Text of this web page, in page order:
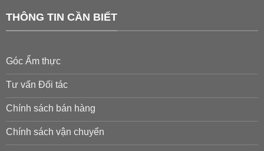
THÔNG TIN CẦN BIẾT
Góc Ẩm thực
Tư vấn Đối tác
Chính sách bán hàng
Chính sách vận chuyển